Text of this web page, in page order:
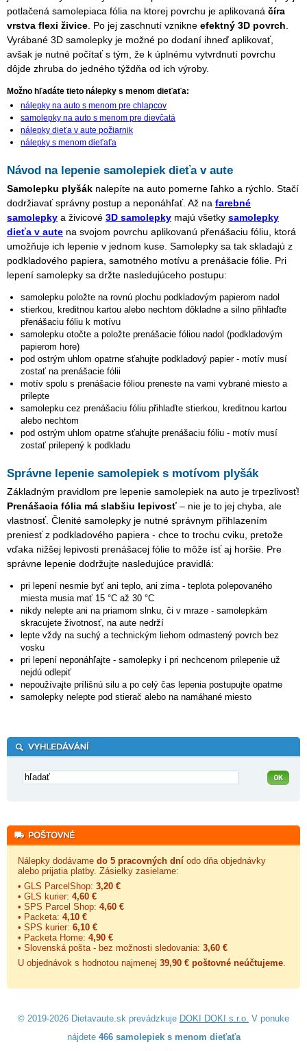
potlačená samolepiaca fólia na ktorej povrchu je aplikovaná číra
vrstva flexi živice . Po jej zaschnutí vznikne efektný 3D povrch
Vyrábané 3D samolepky je možné po dodaní ihneď aplikovať,
avšak je nutné počítať s tým, že k úplnému vytvrdnutí povrchu
dôjde zhruba do jedného týždňa od ich výroby.
Možno hľadáte tieto nálepky s menom dieťaťa:
nálepky na auto s menom pre chlapcov
samolepky na auto s menom pre dievčatá
nálepky dieťa v aute požiarnik
nálepky s menom dieťaťa
Návod na lepenie samolepiek dieťa v aute
Samolepku plyšák nalepíte na auto pomerne ľahko a rýchlo. Stačí
dodržiavať správny postup a neponáhľať. Až na farebné
samolepky a živicové 3D samolepky majú všetky samolepky
dieťa v aute na svojom povrchu aplikovanú přenášaciu fóliu, ktorá
umožňuje ich lepenie v jednom kuse. Samolepky sa tak skladajú z
podkladového papiera, samotného motívu a prenášacie fólie. Pri
lepení samolepky sa držte nasledujúceho postupu:
samolepku položte na rovnú plochu podkladovým papierom nadol
stierkou, kreditnou kartou alebo nechtom dôkladne a silno přihlaďte
přenášaciu fóliu k motívu
samolepku otočte a položte prenášacie fóliou nadol (podkladovým
papierom hore)
pod ostrým uhlom opatrne sťahujte podkladový papier - motív musí
zostať na prenášacie fólii
motív spolu s prenášacie fóliou preneste na vami vybrané miesto a
prilepte
samolepku cez prenášaciu fóliu přihlaďte stierkou, kreditnou kartou
alebo nechtom
pod ostrým uhlom opatrne sťahujte prenášaciu fóliu - motív musí
zostať prilepený k podkladu
Správne lepenie samolepiek s motívom plyšák
Základným pravidlom pre lepenie samolepiek na auto je trpezlivosť!
Prenášacia fólia má slabšiu lepivosť – nie je to jej chyba, ale
vlastnosť. Členité samolepky je nutné správnym přihlazením
preniesť z podkladového papiera - chce to trochu cviku, pretože
vďaka nižšej lepivosti prenášacej fólie to môže ísť aj horšie. Pre
správne lepenie dodržujte nasledujúce pravidlá:
pri lepení nesmie byť ani teplo, ani zima - teplota polepovaného
miesta musia mať 15 °C až 30 °C
nikdy nelepte ani na priamom slnku, či v mraze - samolepkám
skracujete životnosť, na aute nedrží
lepte vždy na suchý a technickým liehom odmastený povrch bez
vosku
pri lepení neponáhľajte - samolepky i pri nechcenom prilepenie už
nejdú odlepiť
nepoužívajte prílišnú silu a po celý čas lepenia postupujte opatrne
samolepky nelepte pod stierač alebo na namáhané miesto
Nálepky dodávame do 5 pracovných dní odo dňa objednávky
alebo prijatia platby. Zásielky zasielame:
• GLS ParcelShop: 3,20 €
• GLS kurier: 4,60 €
• SPS Parcel Shop: 4,60 €
• Packeta: 4,10 €
• SPS kurier: 6,10 €
• Packeta Home: 4,90 €
• Slovenská pošta - bez možnosti sledovania: 3,60 €
U objednávok s hodnotou najmenej 39,90 € poštovné neúčtujeme
© 2019-2026 Dietavaute.sk prevádzkuje DOKI DOKI s.r.o. V ponuke
nájdete 466 samolepiek s menom dieťaťa